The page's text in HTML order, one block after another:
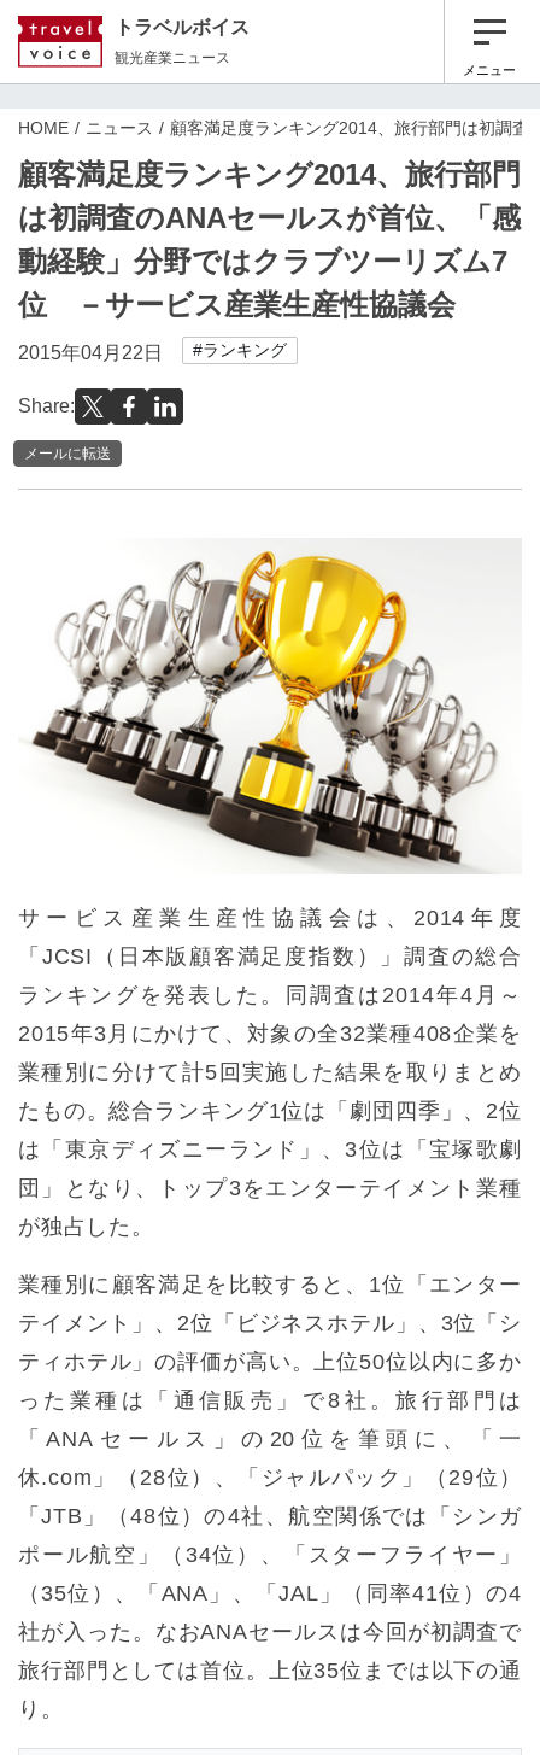
トラベルボイス
観光産業ニュース
メニュー
HOME ニュース 顧客満足度ランキング2014、旅行部門は初調
顧客満足度ランキング2014、旅行部門
は初調査のANAセールスが首位、「感
動経験」分野ではクラブツーリズム7
位 －サービス産業生産性協議会
2015年04月22日 #ランキング
Share:
メールに転送
サービス産業生産性協議会は、2014年度
「JCSI（日本版顧客満足度指数）」調査の総合
ランキングを発表した。同調査は2014年4月～
2015年3月にかけて、対象の全32業種408企業を
業種別に分けて計5回実施した結果を取りまとめ
たもの。総合ランキング1位は「劇団四季」、2位
は「東京ディズニーランド」、3位は「宝塚歌劇
団」となり、トップ3をエンターテイメント業種
が独占した。
業種別に顧客満足を比較すると、1位「エンター
テイメント」、2位「ビジネスホテル」、3位「シ
ティホテル」の評価が高い。上位50位以内に多か
った業種は「通信販売」で8社。旅行部門は
「ANAセールス」の20位を筆頭に、「一
休.com」（28位）、「ジャルパック」（29位）
「JTB」（48位）の4社、航空関係では「シンガ
ポール航空」（34位）、「スターフライヤー」
（35位）、「ANA」、「JAL」（同率41位）の4
社が入った。なおANAセールスは今回が初調査で
旅行部門としては首位。上位35位までは以下の通
り。